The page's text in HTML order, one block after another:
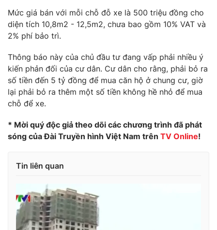
Góc doanh nghiệp
Truyền hình
Phim VTV
Nhân vật
Khán giả
Giải sao mai
Giải trí
Điện ảnh
Âm nhạc
Sao
Đời sống
Du lịch
Làm đẹp
Chất lượng cuộc sống
Giáo dục
Học trực tuyến
Công nghệ
Hitech Công nghệ tương lai
Sản phẩm
Tư vấn
Chuyên mục khác
Mức giá bán với mỗi chỗ đỗ xe là 500 triệu đồng cho
diện tích 10,8m2 - 12,5m2, chưa bao gồm 10% VAT và
2% phí bảo trì.
Thông báo này của chủ đầu tư đang vấp phải nhiều ý
kiến phản đối của cư dân. Cư dân cho rằng, phải bỏ ra
số tiền đến 5 tỷ đồng để mua căn hộ ở chung cư, giờ
lại phải bỏ ra thêm một số tiền không hề nhỏ để mua
chỗ để xe.
* Mời quý độc giả theo dõi các chương trình đã phát
sóng của Đài Truyền hình Việt Nam trên TV Online!
Tin liên quan